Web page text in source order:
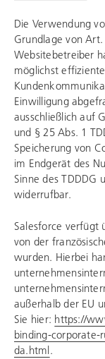
Die Verwendung
Grundlage von
Websitebetreiber
möglichst
Einwilligung
ausschließlich auf
und § 25 Abs. 1
Speicherung von
im Endgerät des
Sinne des TDDDG
widerrufbar.
Salesforce verfügt
von der
wurden. Hierbei
außerhalb der EU
Sie hier: https://
binding-corporate-
da.html.